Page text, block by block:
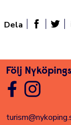
Dela
Dela
Följ